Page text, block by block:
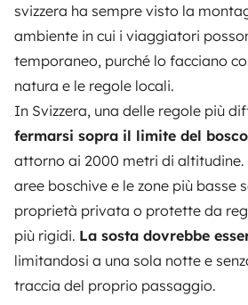
svizzera ha sempre visto la
ambiente in cui i viaggiatori
temporaneo, purché lo facciano
natura e le regole locali.
In Svizzera, una delle regole più
fermarsi sopra il limite del bosco
attorno ai 2000 metri di altitudine.
aree boschive e le zone più basse
proprietà privata o protette da
più rigidi. La sosta dovrebbe
limitandosi a una sola notte e
traccia del proprio passaggio.